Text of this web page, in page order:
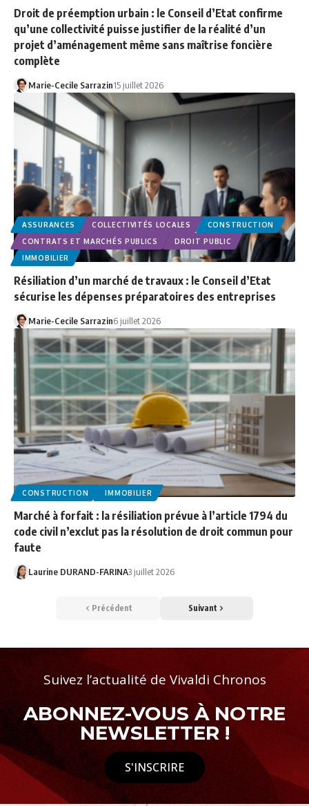
Droit de préemption urbain : le Conseil d’Etat confirme
qu’une collectivité puisse justifier de la réalité d’un
projet d’aménagement même sans maîtrise foncière
complète
Marie-Cecile Sarrazin15 juillet 2026
ASSURANCES COLLECTIVITÉS LOCALES
CONSTRUCTION
CONTRATS ET MARCHÉS PUBLICS
DROIT PUBLIC
IMMOBILIER
Résiliation d’un marché de travaux : le Conseil d’Etat
sécurise les dépenses préparatoires des entreprises
Marie-Cecile Sarrazin6 juillet 2026
CONSTRUCTION IMMOBILIER
Marché à forfait : la résiliation prévue à l’article 1794 du
code civil n’exclut pas la résolution de droit commun pour
faute
Laurine DURAND-FARINA3 juillet 2026
Précédent Suivant
Suivez l’actualité de Vivaldi Chronos
ABONNEZ-VOUS À NOTRE
NEWSLETTER !
S'INSCRIRE